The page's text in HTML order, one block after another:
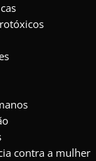
contra a mulher